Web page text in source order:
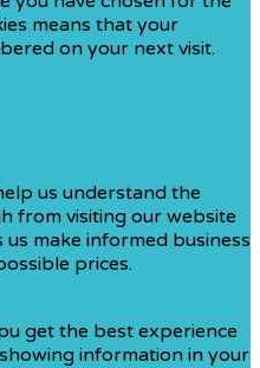
means that your
on your next visit.
us understand the
from visiting our website
make informed business
prices.
get the best experience
information in your